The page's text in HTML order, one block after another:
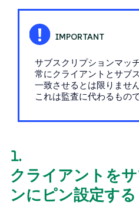
サブスクリプションマッチ
常にクライアントとサブ
一致させるとは限りません
これは監査に代わるもの
1.
クライアントを
ンにピン設定する